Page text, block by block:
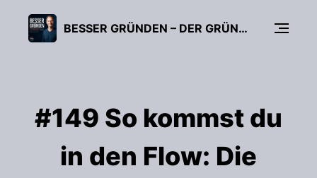
BESSER GRÜNDEN – DER GRÜNDUNGS-PODCAST (FÜR UNTERNEHMER, FREIBERUFLER & START-UPS)
#149 So kommst du
in den Flow: Die